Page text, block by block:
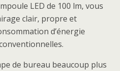
LED de 100 lm, vous
clair, propre et
d’énergie
de bureau beaucoup plus